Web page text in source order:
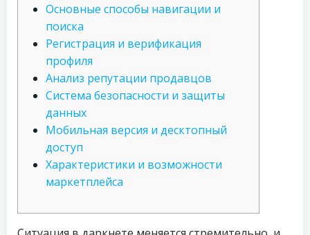
Основные способы навигации и
поиска
Регистрация и верификация
профиля
Анализ репутации продавцов
Система безопасности и защиты
данных
Мобильная версия и десктопный
доступ
Характеристики и возможности
маркетплейса